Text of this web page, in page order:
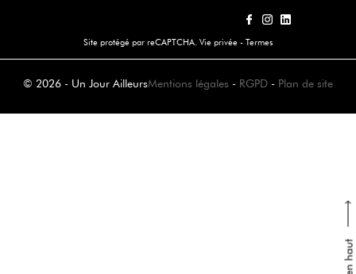
Site protégé par reCAPTCHA. Vie privée - Termes
© 2026 - Un Jour AilleursMentions légales - RGPD - Plan de site